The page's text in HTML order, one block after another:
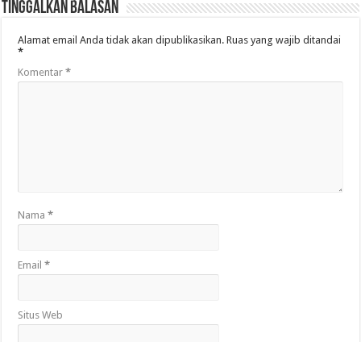
Tinggalkan Balasan
Alamat email Anda tidak akan dipublikasikan. Ruas yang wajib ditandai
*
Komentar*
Nama*
Email*
Situs Web